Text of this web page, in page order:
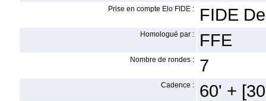
Prise en compte Elo FIDE :
FIDE
Homologué par : FFE
Nombre de rondes : 7
Cadence : 60' +